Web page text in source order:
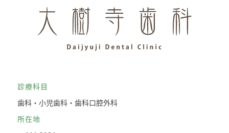
診療科目
歯科・小児歯科・歯科口腔外科
所在地